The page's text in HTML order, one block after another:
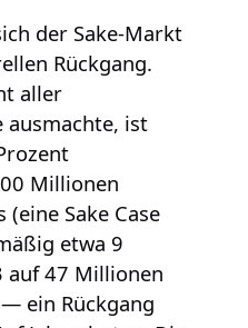
der Sake-Markt
Rückgang.
aller
ausmachte, ist
Millionen
Sake Case
etwa 9
auf 47 Millionen
ein Rückgang